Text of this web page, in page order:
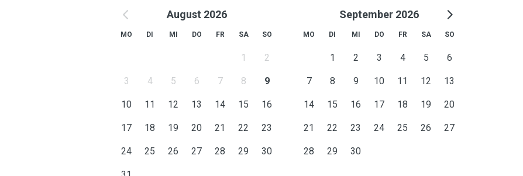
August 2026
MO DI MI DO FR SA SO
1 2
3 4 5 6 7 8 9
10 11 12 13 14 15 16
17 18 19 20 21 22 23
24 25 26 27 28 29 30
September 2026
MO DI MI DO FR SA SO
1 2 3 4 5 6
7 8 9 10 11 12 13
14 15 16 17 18 19 20
21 22 23 24 25 26 27
28 29 30